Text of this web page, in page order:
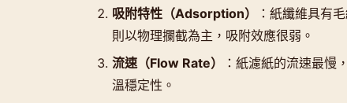
吸附特性（Adsorption）
：紙纖維具有
則以物理攔截為主，吸附效應很弱。
流速（Flow Rate）
：紙濾紙的流速最慢
溫穩定性。